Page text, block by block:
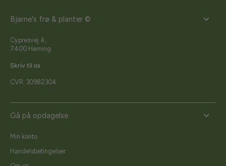
Bjarne's frø & planter ©
Cypresvej 4,
7400 Herning
Skriv til os
CVR: 30982304
Gå på opdagelse
Min konto
Handelsbetingelser